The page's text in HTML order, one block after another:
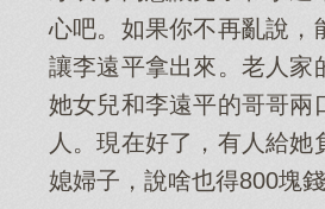
心吧。如果你不再亂說，
讓李遠平拿出來。老人家
她女兒和李遠平的哥哥兩
人。現在好了，有人給
媳婦子，說啥也得800塊